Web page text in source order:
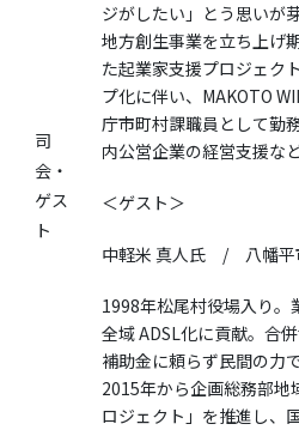
司
会・
ゲス
ト
ジがしたい」とう思いが
地方創生事業を立ち上げ
た起業家支援プロジェク
プ化に伴い、MAKOTO
庁市町村課職員として勤
内公営企業の経営支援な
＜ゲスト＞
中軽米 真人氏 / 八幡平
1998年松尾村役場入り
全域 ADSL化に貢献。合
補助金に頼らず民間の力
2015年から企画総務部
ロジェクト」を推進し、